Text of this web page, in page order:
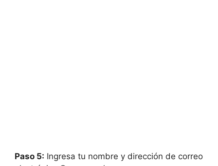
Paso 5: Ingresa tu nombre y dirección de correo